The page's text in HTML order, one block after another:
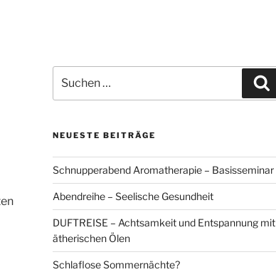
nach:
NEUESTE BEITRÄGE
Schnupperabend Aromatherapie – Basisseminar
Abendreihe – Seelische Gesundheit
DUFTREISE – Achtsamkeit und Entspannung mit
ätherischen Ölen
Schlaflose Sommernächte?